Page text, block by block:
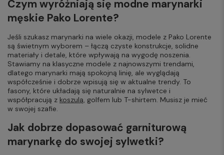
Czym wyróżniają się modne marynarki
męskie Pako Lorente?
Jeśli szukasz marynarki na wiele okazji, modele z Pako Lorente
są świetnym wyborem – łączą czyste konstrukcje, solidne
materiały i detale, które wpływają na wygodę noszenia.
Stawiamy na klasyczne modele z najnowszymi trendami,
dlatego marynarki mają spokojną linię, ale wyglądają
współcześnie i dobrze wpisują się w aktualne trendy. To
fasony, które układają się naturalnie na sylwetce i
współpracują z koszulą, golfem lub T-shirtem. Musisz je mieć
w swojej szafie.
Jak dobrze dopasować garniturową
marynarkę do swojej sylwetki?